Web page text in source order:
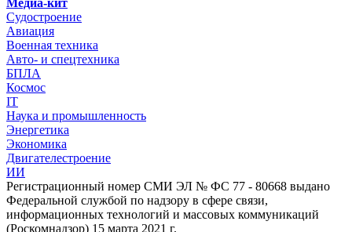
Судостроение
Авиация
Военная техника
Авто- и спецтехника
БПЛА
Космос
IT
Наука и промышленность
Энергетика
Экономика
Двигателестроение
ИИ
Регистрационный номер СМИ ЭЛ № ФС 77 - 80668 выдано
Федеральной службой по надзору в сфере связи,
информационных технологий и массовых коммуникаций
(Роскомнадзор) 15 марта 2021 г.